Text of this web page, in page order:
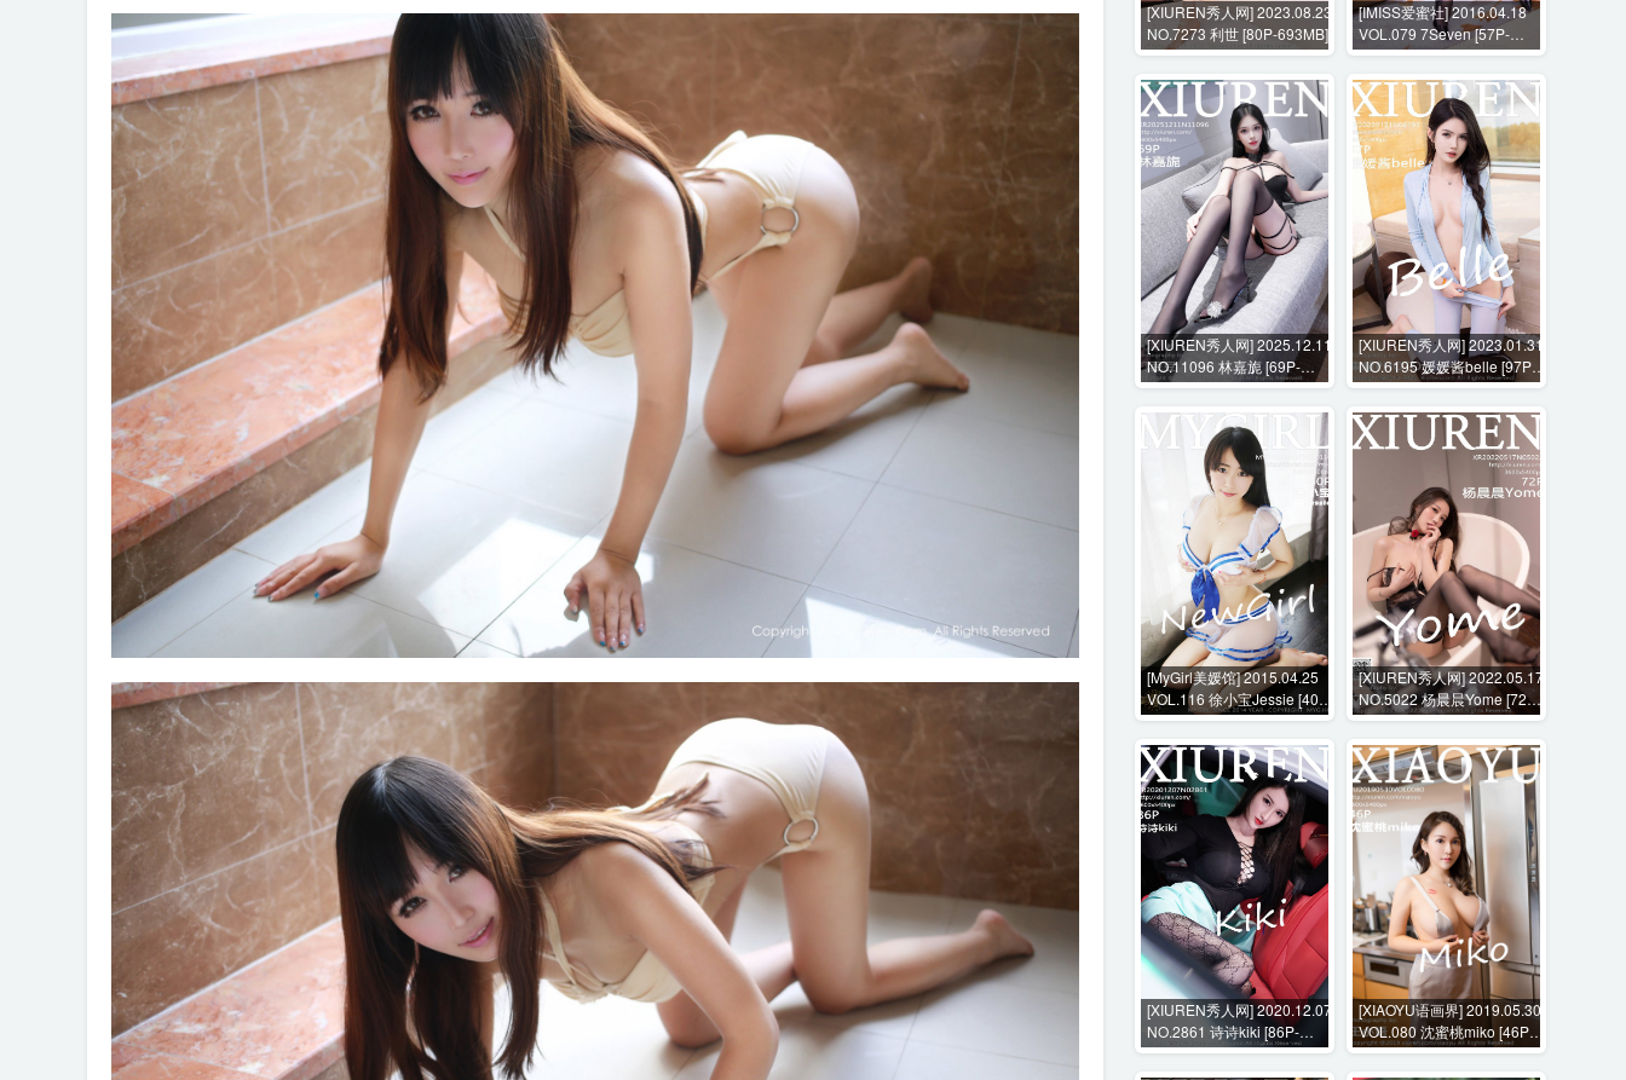
[XIUREN秀人网] 2023.08.23
NO.7273 利世 [80P-693MB]
[IMISS爱蜜社] 2016.04.18
VOL.079 7Seven [57P-
285MB]
[XIUREN秀人网] 2025.12.11
NO.11096 林嘉旎 [69P-
1092MB]
[XIUREN秀人网] 2023.01.31
NO.6195 媛媛酱belle [97P-
973MB]
[MyGirl美媛馆] 2015.04.25
VOL.116 徐小宝Jessie [40P-
146MB]
[XIUREN秀人网] 2022.05.17
NO.5022 杨晨晨Yome [72P-
596MB]
[XIUREN秀人网] 2020.12.07
NO.2861 诗诗kiki [86P-
819MB]
[XIAOYU语画界] 2019.05.30
VOL.080 沈蜜桃miko [46P-
173MB]